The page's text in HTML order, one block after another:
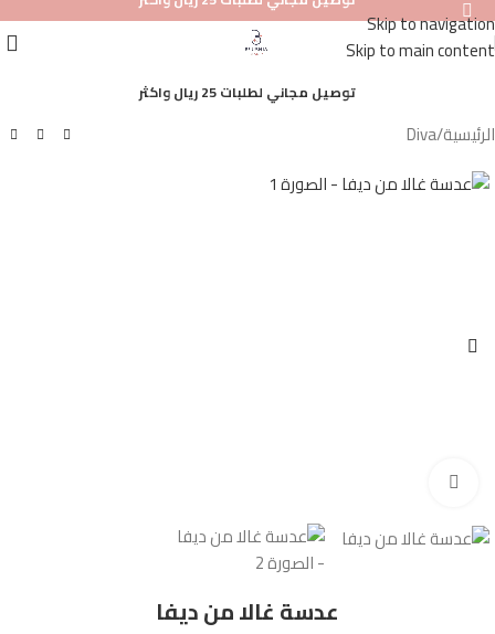
Skip to navigation
Skip to main content
توصيل مجاني لطلبات 25 ريال واكثر
الرئيسية/
Diva
عدسة غالا من ديفا